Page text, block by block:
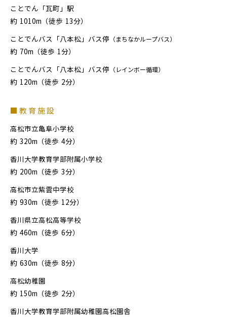
ことでん「瓦町」駅
約 1010m（徒歩 13分）
ことでんバス「八本松」バス停 （まちなかループバス）
約 70m（徒歩 1分）
ことでんバス「八本松」バス停 （レインボー循環）
約 120m（徒歩 2分）
■教育施設
高松市立亀阜小学校
約 320m（徒歩 4分）
香川大学教育学部附属小学校
約 200m（徒歩 3分）
高松市立紫雲中学校
約 930m（徒歩 12分）
香川県立高松高等学校
約 460m（徒歩 6分）
香川大学
約 630m（徒歩 8分）
高松幼稚園
約 150m（徒歩 2分）
香川大学教育学部附属幼稚園高松園舎